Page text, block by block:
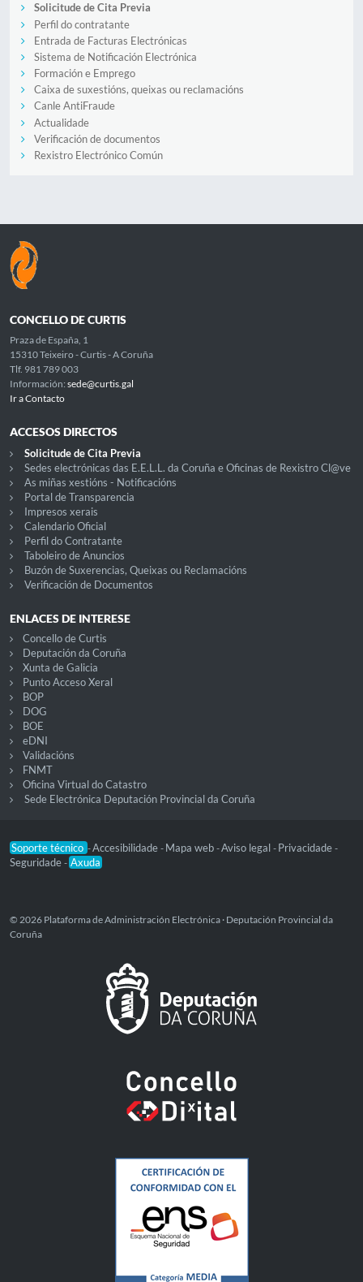
Solicitude de Cita Previa
Perfil do contratante
Entrada de Facturas Electrónicas
Sistema de Notificación Electrónica
Formación e Emprego
Caixa de suxestións, queixas ou reclamacións
Canle AntiFraude
Actualidade
Verificación de documentos
Rexistro Electrónico Común
CONCELLO DE CURTIS
Praza de España, 1
15310 Teixeiro - Curtis - A Coruña
Tlf. 981 789 003
Información: sede@curtis.gal
Ir a Contacto
ACCESOS DIRECTOS
Solicitude de Cita Previa
Sedes electrónicas das E.E.L.L. da Coruña e Oficinas de Rexistro Cl@ve
As miñas xestións - Notificacións
Portal de Transparencia
Impresos xerais
Calendario Oficial
Perfil do Contratante
Taboleiro de Anuncios
Buzón de Suxerencias, Queixas ou Reclamacións
Verificación de Documentos
ENLACES DE INTERESE
Concello de Curtis
Deputación da Coruña
Xunta de Galicia
Punto Acceso Xeral
BOP
DOG
BOE
eDNI
Validacións
FNMT
Oficina Virtual do Catastro
Sede Electrónica Deputación Provincial da Coruña
Soporte técnico -Accesibilidade - Mapa web -Aviso legal - Privacidade -
Seguridade - Axuda
© 2026 Plataforma de Administración Electrónica · Deputación Provincial da
Coruña